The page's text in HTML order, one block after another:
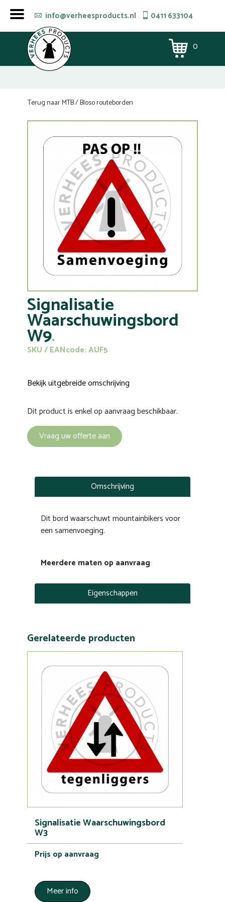
info@verheesproducts.nl 0411 633104
0
Terug naar MTB / Bloso routeborden
Signalisatie
Waarschuwingsbord
W9
SKU / EANcode: AUF5
Bekijk uitgebreide omschrijving
Dit product is enkel op aanvraag beschikbaar.
Vraag uw offerte aan
Omschrijving
Dit bord waarschuwt mountainbikers voor
een samenvoeging.
Meerdere maten op aanvraag
Eigenschappen
Gerelateerde producten
Signalisatie Waarschuwingsbord
W3
Prijs op aanvraag
Meer info